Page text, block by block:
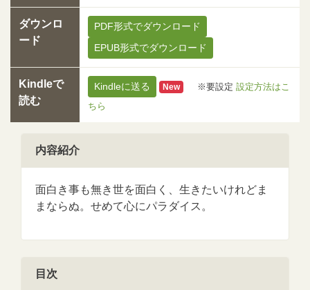
ダウンロ
ード
PDF形式でダウンロード
EPUB形式でダウンロード
Kindleで
読む
Kindleに送る New ※要設定 設定方法はこ
ちら
内容紹介
面白き事も無き世を面白く、生きたいけれどま
まならぬ。せめて心にパラダイス。
目次